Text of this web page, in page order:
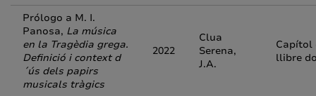
Prólogo a M. I.
Panosa, La música
en la Tragèdia grega.
Definició i context d
´ús dels papirs
musicals tràgics
2022
Clua
Serena,
J.A.
Capítol
llibre